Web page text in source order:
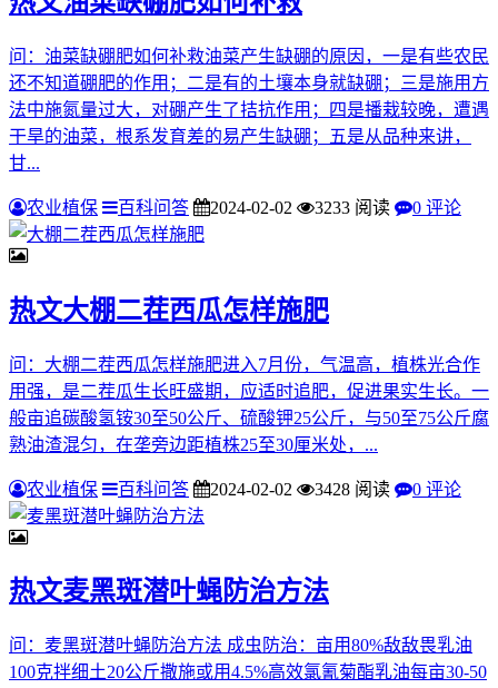
问：油菜缺硼肥如何补救油菜产生缺硼的原因，一是有些农民
还不知道硼肥的作用；二是有的土壤本身就缺硼；三是施用方
法中施氮量过大，对硼产生了拮抗作用；四是播栽较晚，遭遇
干旱的油菜，根系发育差的易产生缺硼；五是从品种来讲，
甘...
农业植保 百科问答 2024-02-02 3233 阅读 0 评论
热文大棚二茬西瓜怎样施肥
问：大棚二茬西瓜怎样施肥进入7月份，气温高，植株光合作
用强，是二茬瓜生长旺盛期，应适时追肥，促进果实生长。一
般亩追碳酸氢铵30至50公斤、硫酸钾25公斤，与50至75公斤腐
熟油渣混匀，在垄旁边距植株25至30厘米处，...
农业植保 百科问答 2024-02-02 3428 阅读 0 评论
热文麦黑斑潜叶蝇防治方法
问：麦黑斑潜叶蝇防治方法 成虫防治：亩用80%敌敌畏乳油
100克拌细土20公斤撒施或用4.5%高效氯氰菊酯乳油每亩30-50